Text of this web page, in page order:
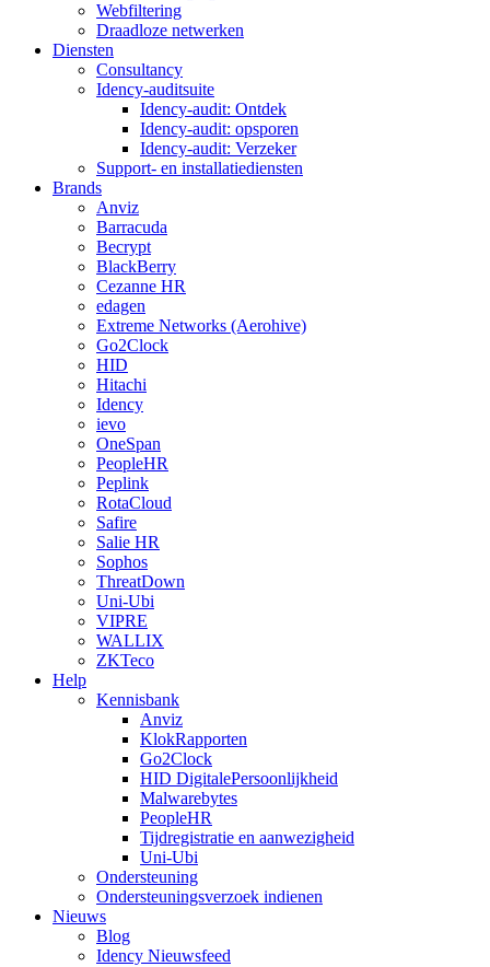
Webfiltering
Draadloze netwerken
Diensten
Consultancy
Idency-auditsuite
Idency-audit: Ontdek
Idency-audit: opsporen
Idency-audit: Verzeker
Support- en installatiediensten
Brands
Anviz
Barracuda
Becrypt
BlackBerry
Cezanne HR
edagen
Extreme Networks (Aerohive)
Go2Clock
HID
Hitachi
Idency
ievo
OneSpan
PeopleHR
Peplink
RotaCloud
Safire
Salie HR
Sophos
ThreatDown
Uni-Ubi
VIPRE
WALLIX
ZKTeco
Help
Kennisbank
Anviz
KlokRapporten
Go2Clock
HID DigitalePersoonlijkheid
Malwarebytes
PeopleHR
Tijdregistratie en aanwezigheid
Uni-Ubi
Ondersteuning
Ondersteuningsverzoek indienen
Nieuws
Blog
Idency Nieuwsfeed